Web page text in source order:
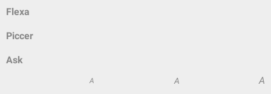
Flexa
Piccer
Ask
A A A